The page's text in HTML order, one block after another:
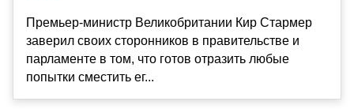
Премьер-министр Великобритании Кир Стармер
заверил своих сторонников в правительстве и
парламенте в том, что готов отразить любые
попытки сместить ег...